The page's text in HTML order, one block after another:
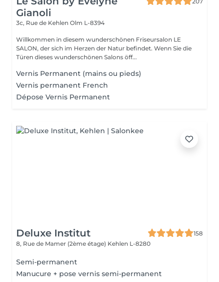
Gianoli
3c, Rue de Kehlen Olm L-8394
Willkommen in diesem wunderschönen Friseursalon LE
SALON, der sich im Herzen der Natur befindet. Wenn Sie die
Türen dieses wunderschönen Salons öff...
Vernis Permanent (mains ou pieds)
Vernis permanent French
Dépose Vernis Permanent
Deluxe Institut
158
8, Rue de Mamer (2ème étage) Kehlen L-8280
Semi-permanent
Manucure + pose vernis semi-permanent